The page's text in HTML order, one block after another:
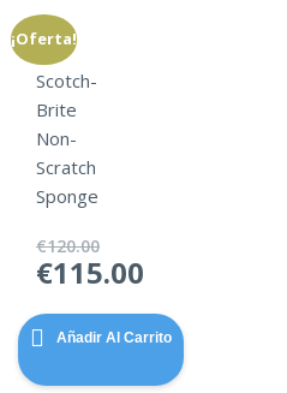
¡Oferta!
Scotch-
Brite
Non-
Scratch
Sponge
€120.00
El
precio
original
era:
€120.00.
€115.00
precio
actual
es:
Añadir Al Carrito